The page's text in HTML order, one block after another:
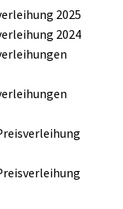
2025
2024